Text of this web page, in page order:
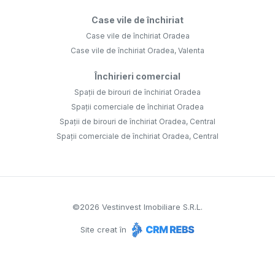
Case vile de închiriat
Case vile de închiriat Oradea
Case vile de închiriat Oradea, Valenta
Închirieri comercial
Spații de birouri de închiriat Oradea
Spații comerciale de închiriat Oradea
Spații de birouri de închiriat Oradea, Central
Spații comerciale de închiriat Oradea, Central
©2026 Vestinvest Imobiliare S.R.L.
Site creat în